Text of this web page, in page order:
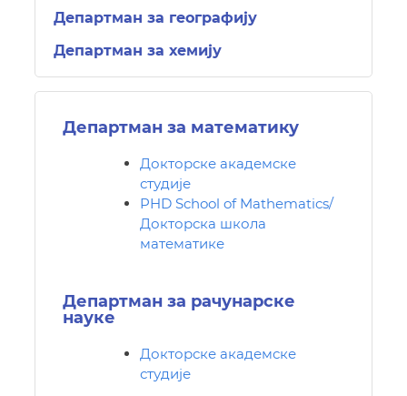
Департман за географију
Департман за хемију
Департман за математику
Докторске академске
студије
PHD School of Mathematics/
Докторска школа
математике
Департман за рачунарске
науке
Докторске академске
студије